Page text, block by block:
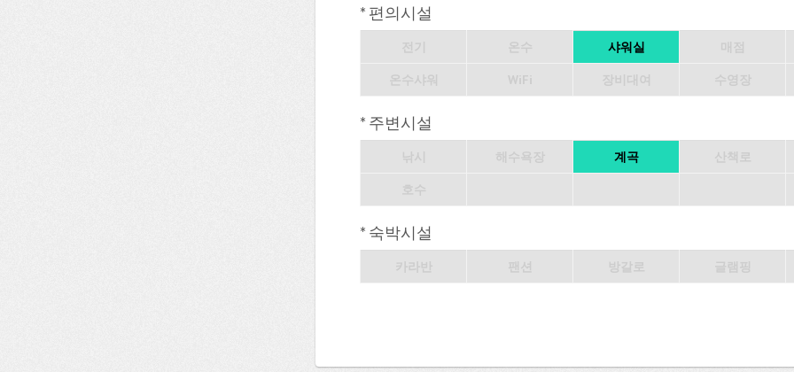
* 편의시설
샤워실
* 주변시설
계곡
* 숙박시설